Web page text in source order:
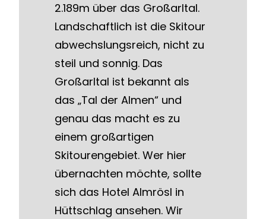
2.189m über das Großarltal.
Landschaftlich ist die Skitour
abwechslungsreich, nicht zu
steil und sonnig. Das
Großarltal ist bekannt als
das „Tal der Almen“ und
genau das macht es zu
einem großartigen
Skitourengebiet. Wer hier
übernachten möchte, sollte
sich das Hotel Almrösl in
Hüttschlag ansehen. Wir